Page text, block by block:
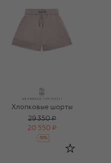
Хлопковые шорты
29 350 ₽
20 550 ₽
-30%